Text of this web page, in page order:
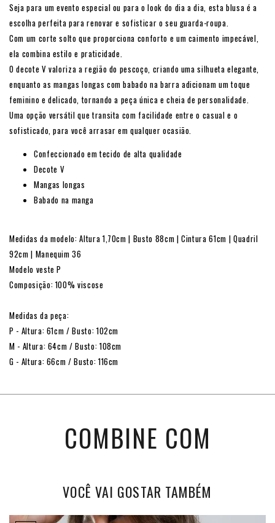
Seja para um evento especial ou para o look do dia a dia, esta blusa é a
escolha perfeita para renovar e sofisticar o seu guarda-roupa.
Com um corte solto que proporciona conforto e um caimento impecável,
ela combina estilo e praticidade.
O decote V valoriza a região do pescoço, criando uma silhueta elegante,
enquanto as mangas longas com babado na barra adicionam um toque
feminino e delicado, tornando a peça única e cheia de personalidade.
Uma opção versátil que transita com facilidade entre o casual e o
sofisticado, para você arrasar em qualquer ocasião.
Confeccionado em tecido de alta qualidade
Decote V
Mangas longas
Babado na manga
Medidas da modelo: Altura 1,70cm | Busto 88cm | Cintura 61cm | Quadril
92cm | Manequim 36
Modelo veste P
Composição: 100% viscose
Medidas da peça:
P - Altura: 61cm / Busto: 102cm
M - Altura: 64cm / Busto: 108cm
G - Altura: 66cm / Busto: 116cm
COMBINE COM
VOCÊ VAI GOSTAR TAMBÉM